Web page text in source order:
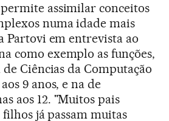
assimilar conceitos
numa idade mais
Partovi em entrevista ao
como exemplo as funções,
Ciências da Computação
9 anos, e na de
aos 12. "Muitos pais
filhos já passam muitas